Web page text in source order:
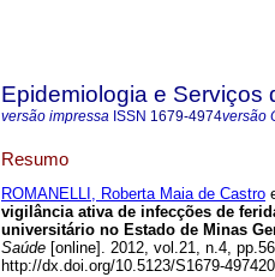
Epidemiologia e Serviços
versão impressa ISSN 1679-4974versão
Resumo
ROMANELLI, Roberta Maia de Castro
vigilância ativa de infecções de
universitário no Estado de Minas
Saúde [online]. 2012, vol.21, n.4,
http://dx.doi.org/10.5123/S1679-